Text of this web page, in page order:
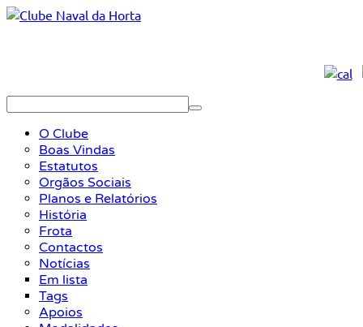
O Clube
Boas Vindas
Estatutos
Orgãos Sociais
Planos e Relatórios
História
Frota
Contactos
Notícias
Em lista
Tags
Apoios